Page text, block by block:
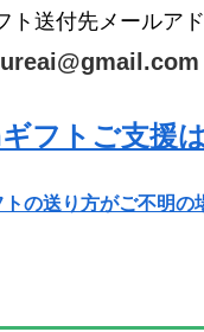
ト送付先メールア
フトご支援
の送り方がご不明の